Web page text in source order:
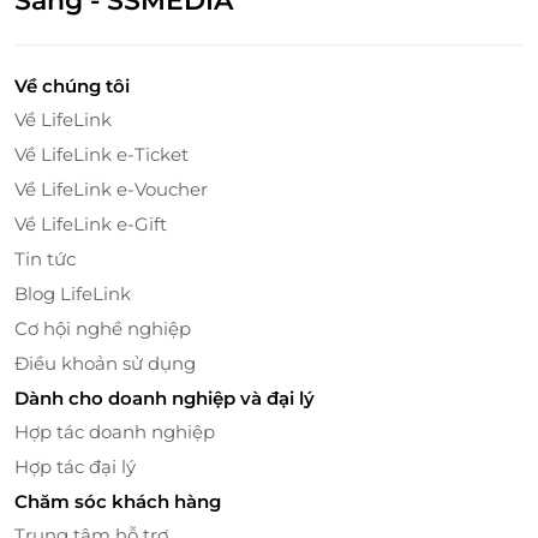
– với khẩu phần hợp lý, dinh dưỡng đầy đủ, món ăn
trình khám phá.
LifeLink – Đặt voucher nhanh chóng, ưu
đãi chính hãng
Về chúng tôi
Về LifeLink
Về LifeLink e-Ticket
Về LifeLink e-Voucher
Về LifeLink e-Gift
Tin tức
Blog LifeLink
Cơ hội nghề nghiệp
Điều khoản sử dụng
Dành cho doanh nghiệp và đại lý
Hợp tác doanh nghiệp
Hợp tác đại lý
Chăm sóc khách hàng